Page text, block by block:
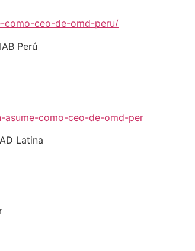
como-ceo-de-omd-peru/
Perú
asume-como-ceo-de-omd-per
Latina